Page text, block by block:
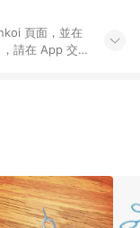
頁面，並在
請在 App 交
，P coins，
請更新至
館保證金，補
之商品規格、
車不符，以